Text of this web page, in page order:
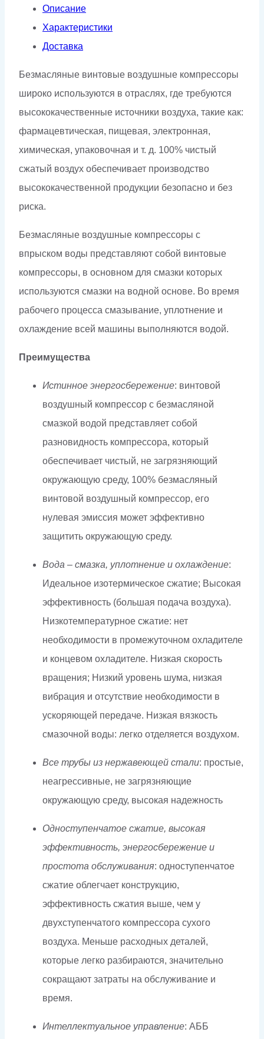
Описание
Характеристики
Доставка
Безмасляные винтовые воздушные компрессоры
широко используются в отраслях, где требуются
высококачественные источники воздуха, такие как:
фармацевтическая, пищевая, электронная,
химическая, упаковочная и т. д. 100% чистый
сжатый воздух обеспечивает производство
высококачественной продукции безопасно и без
риска.
Безмасляные воздушные компрессоры с
впрыском воды представляют собой винтовые
компрессоры, в основном для смазки которых
используются смазки на водной основе. Во время
рабочего процесса смазывание, уплотнение и
охлаждение всей машины выполняются водой.
Преимущества
Истинное энергосбережение: винтовой
воздушный компрессор с безмасляной
смазкой водой представляет собой
разновидность компрессора, который
обеспечивает чистый, не загрязняющий
окружающую среду, 100% безмасляный
винтовой воздушный компрессор, его
нулевая эмиссия может эффективно
защитить окружающую среду.
Вода – смазка, уплотнение и охлаждение:
Идеальное изотермическое сжатие; Высокая
эффективность (большая подача воздуха).
Низкотемпературное сжатие: нет
необходимости в промежуточном охладителе
и концевом охладителе. Низкая скорость
вращения; Низкий уровень шума, низкая
вибрация и отсутствие необходимости в
ускоряющей передаче. Низкая вязкость
смазочной воды: легко отделяется воздухом.
Все трубы из нержавеющей стали: простые,
неагрессивные, не загрязняющие
окружающую среду, высокая надежность
Одноступенчатое сжатие, высокая
эффективность, энергосбережение и
простота обслуживания: одноступенчатое
сжатие облегчает конструкцию,
эффективность сжатия выше, чем у
двухступенчатого компрессора сухого
воздуха. Меньше расходных деталей,
которые легко разбираются, значительно
сокращают затраты на обслуживание и
время.
Интеллектуальное управление: АББ